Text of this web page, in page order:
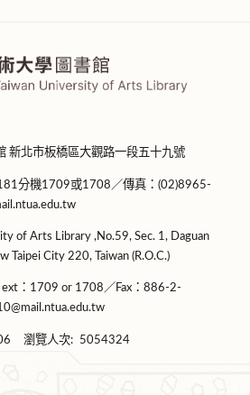
新北市板橋區大觀路一段五十九號
分機1709或1708／傳真：(02)8965-
of Arts Library ,No.59, Sec. 1, Daguan
Taipei City 220, Taiwan (R.O.C.)
：1709 or 1708／Fax：886-2-
瀏覽人次: 5054324